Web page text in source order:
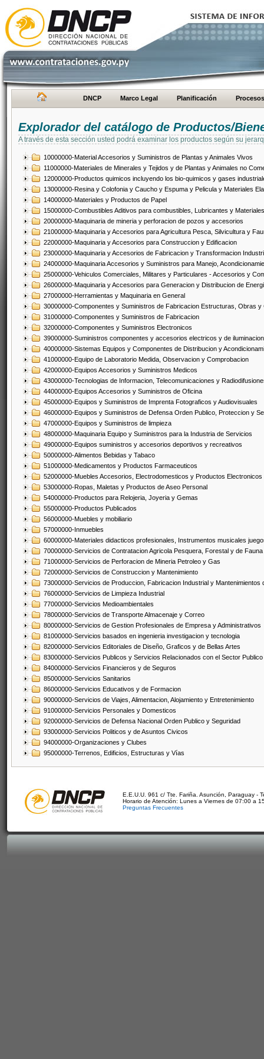
DNCP Marco Legal Planificación Procesos
Explorador del catálogo de Productos/
A través de esta sección usted podrá examinar los productos según su
10000000-Material Accesorios y Suministros de Plantas y Animales Vivos
11000000-Materiales de Minerales y Tejidos y de Plantas y Animales no
12000000-Productos quimicos incluyendo los bio-quimicos y gases
13000000-Resina y Colofonia y Caucho y Espuma y Pelicula y Materiales
14000000-Materiales y Productos de Papel
15000000-Combustibles Aditivos para combustibles, Lubricantes y
20000000-Maquinaria de mineria y perforacion de pozos y accesorios
21000000-Maquinaria y Accesorios para Agricultura Pesca, Silvicultura y
22000000-Maquinaria y Accesorios para Construccion y Edificacion
23000000-Maquinaria y Accesorios de Fabricacion y Transformacion
24000000-Maquinaria Accesorios y Suministros para Manejo,
25000000-Vehiculos Comerciales, Militares y Particulares - Accesorios y
26000000-Maquinaria y Accesorios para Generacion y Distribucion de
27000000-Herramientas y Maquinaria en General
30000000-Componentes y Suministros de Fabricacion Estructuras, Obras
31000000-Componentes y Suministros de Fabricacion
32000000-Componentes y Suministros Electronicos
39000000-Suministros componentes y accesorios electricos y de iluminacion
40000000-Sistemas Equipos y Componentes de Distribucion y
41000000-Equipo de Laboratorio Medida, Observacion y Comprobacion
42000000-Equipos Accesorios y Suministros Medicos
43000000-Tecnologias de Informacion, Telecomunicaciones y
44000000-Equipos Accesorios y Suministros de Oficina
45000000-Equipos y Suministros de Imprenta Fotograficos y Audiovisuales
46000000-Equipos y Suministros de Defensa Orden Publico, Proteccion y
47000000-Equipos y Suministros de limpieza
48000000-Maquinaria Equipo y Suministros para la Industria de Servicios
49000000-Equipos suministros y accesorios deportivos y recreativos
50000000-Alimentos Bebidas y Tabaco
51000000-Medicamentos y Productos Farmaceuticos
52000000-Muebles Accesorios, Electrodomesticos y Productos Electronicos
53000000-Ropas, Maletas y Productos de Aseo Personal
54000000-Productos para Relojeria, Joyeria y Gemas
55000000-Productos Publicados
56000000-Muebles y mobiliario
57000000-Inmuebles
60000000-Materiales didacticos profesionales, Instrumentos musicales
70000000-Servicios de Contratacion Agricola Pesquera, Forestal y de Fauna
71000000-Servicios de Perforacion de Mineria Petroleo y Gas
72000000-Servicios de Construccion y Mantenimiento
73000000-Servicios de Produccion, Fabricacion Industrial y Mantenimientos
76000000-Servicios de Limpieza Industrial
77000000-Servicios Medioambientales
78000000-Servicios de Transporte Almacenaje y Correo
80000000-Servicios de Gestion Profesionales de Empresa y Administrativos
81000000-Servicios basados en ingenieria investigacion y tecnologia
82000000-Servicios Editoriales de Diseño, Graficos y de Bellas Artes
83000000-Servicios Publicos y Servicios Relacionados con el Sector Publico
84000000-Servicios Financieros y de Seguros
85000000-Servicios Sanitarios
86000000-Servicios Educativos y de Formacion
90000000-Servicios de Viajes, Alimentacion, Alojamiento y Entretenimiento
91000000-Servicios Personales y Domesticos
92000000-Servicios de Defensa Nacional Orden Publico y Seguridad
93000000-Servicios Politicos y de Asuntos Civicos
94000000-Organizaciones y Clubes
95000000-Terrenos, Edificios, Estructuras y Vías
E.E.U.U. 961 c/ Tte. Fariña. Asunción, Paraguay -
Horario de Atención: Lunes a Viernes de 07:00 a
Preguntas Frecuentes